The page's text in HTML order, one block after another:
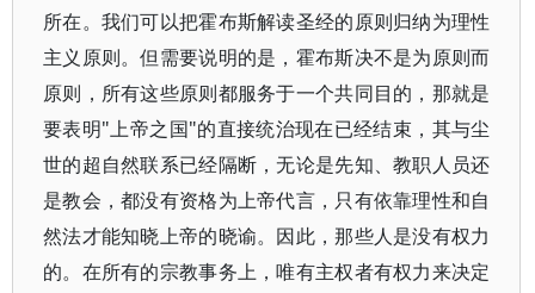
所在。我们可以把霍布斯解读圣经的原则归纳为理性
主义原则。但需要说明的是，霍布斯决不是为原则而
原则，所有这些原则都服务于一个共同目的，那就是
要表明"上帝之国"的直接统治现在已经结束，其与尘
世的超自然联系已经隔断，无论是先知、教职人员还
是教会，都没有资格为上帝代言，只有依靠理性和自
然法才能知晓上帝的晓谕。因此，那些人是没有权力
的。在所有的宗教事务上，唯有主权者有权力来决定